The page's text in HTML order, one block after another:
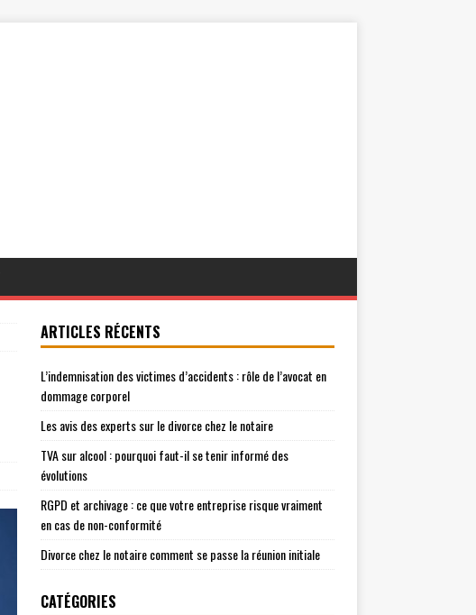
ARTICLES RÉCENTS
L’indemnisation des victimes d’accidents : rôle de l’avocat en
dommage corporel
Les avis des experts sur le divorce chez le notaire
TVA sur alcool : pourquoi faut-il se tenir informé des
évolutions
RGPD et archivage : ce que votre entreprise risque vraiment
en cas de non-conformité
Divorce chez le notaire comment se passe la réunion initiale
CATÉGORIES